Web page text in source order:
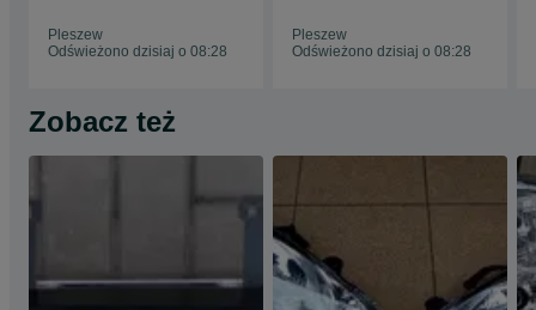
Pleszew
Odświeżono dzisiaj o 08:28
Pleszew
Odświeżono dzisiaj o 08:28
Zobacz też